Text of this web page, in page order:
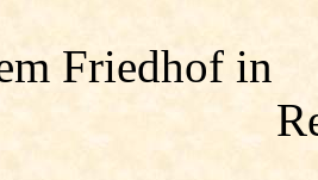
Friedhof in